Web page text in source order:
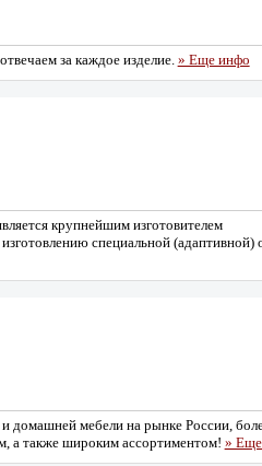
за каждое изделие. » Еще инфо
крупнейшим изготовителем
специальной
домашней мебели на рынке России,
а также широким ассортиментом! »